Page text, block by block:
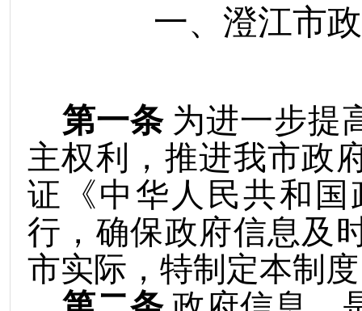
一、澄江市
第一条 为进一步提
主权利，推进我市政
证《中华人民共和
行，确保政府信息及
市实际，特制定本制